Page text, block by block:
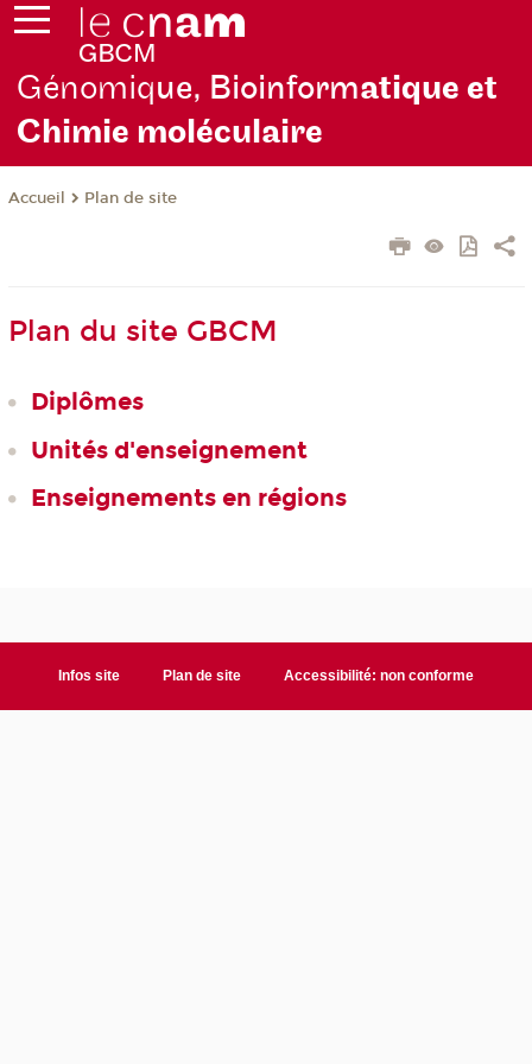
Génomique, Bioinformatique et
Chimie moléculaire
Accueil Plan de site
Plan du site GBCM
Diplômes
Unités d'enseignement
Enseignements en régions
Infos site Plan de site Accessibilité: non conforme